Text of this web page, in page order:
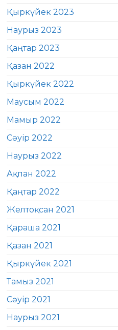
Қыркүйек 2023
Наурыз 2023
Қаңтар 2023
Қазан 2022
Қыркүйек 2022
Маусым 2022
Мамыр 2022
Сәуір 2022
Наурыз 2022
Ақпан 2022
Қаңтар 2022
Желтоқсан 2021
Қараша 2021
Қазан 2021
Қыркүйек 2021
Тамыз 2021
Сәуір 2021
Наурыз 2021